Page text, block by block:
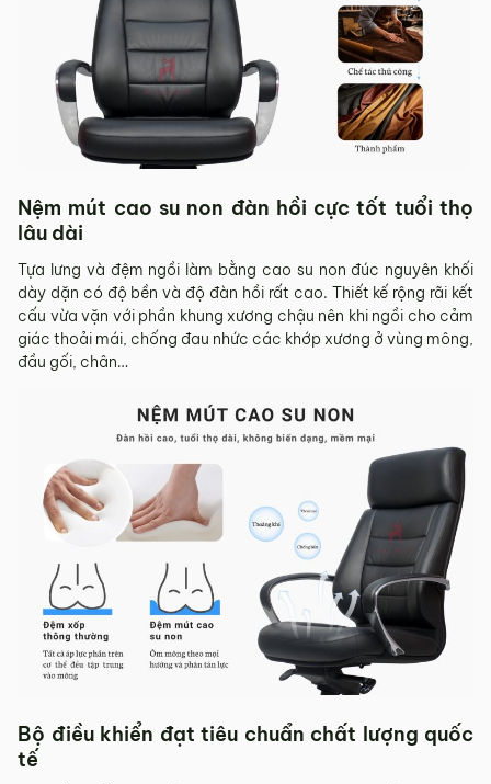
Nệm mút cao su non đàn hồi cực tốt tuổi thọ
lâu dài
Tựa lưng và đệm ngồi làm bằng cao su non đúc nguyên khối
dày dặn có độ bền và độ đàn hồi rất cao. Thiết kế rộng rãi kết
cấu vừa vặn với phần khung xương chậu nên khi ngồi cho cảm
giác thoải mái, chống đau nhức các khớp xương ở vùng mông,
đầu gối, chân…
Bộ điều khiển đạt tiêu chuẩn chất lượng quốc
tế